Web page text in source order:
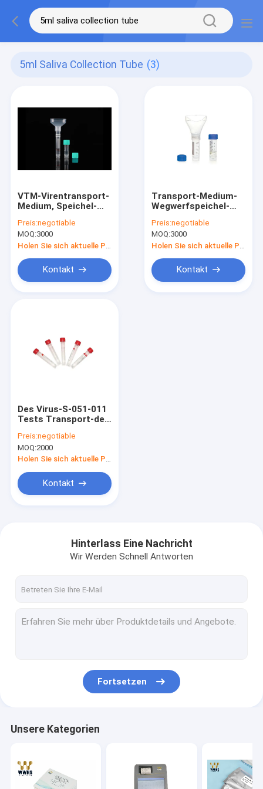
5ml Saliva Collection Tube (3)
VTM-Virentransport-
Medium, Speichel-
10ml
Preis:negotiable
MOQ:3000
Kontakt
Transport-Medium-
Wegwerfspeichel-
Virus-S-051-015 für
PCR-Test
Preis:negotiable
MOQ:3000
Kontakt
Des Virus-S-051-011
Tests Transport-des
50000/Tagesnasale
Putzlappen-
Ausrüstungen FDA-
Preis:negotiable
MOQ:2000
Kontakt
Hinterlass Eine Nachricht
Wir Werden Schnell Antworten
Fortsetzen
Unsere Kategorien